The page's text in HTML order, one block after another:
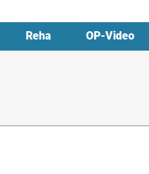
Reha OP-Video